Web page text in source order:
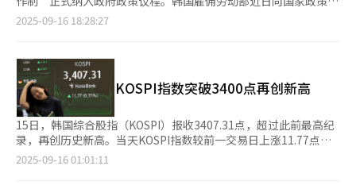
个人股东持股门槛从50亿韩元大幅下调至10亿韩元，以扩大征收
范围。该提案当时遭到韩国散户强烈抵制，并引发一轮抛售潮。对
于税收负担本身，而在于政府言行是否一致。市场最在意的是政策
能否释放准确信号，因此在当前阶段，政策的一致性尤为重要。”
过去韩国历届新政府都曾推出提振股市的政策，但持续力不足，并
因“政权更迭即可能改变”的不确定性而削弱了投资者信心。相比
之下，中国台湾已连续22年、日本连续12年坚持股市友好政策。
以中国台湾为例，政府将“改善公司治理”作为解决股市低估的核
心路径。自2003年颁布《强化公司治理政策纲领暨行动方案》以
示，8月韩元兑美元平均汇率为1389.66韩元，较7月的1375.22韩
元上涨1.1%；同期，以月均价计算的迪拜原油价格从每桶70.87美
（音）表示，就8月进口物价走势而言，虽然9月以来迪拜原油价格
环比小幅上涨，但韩元兑美元汇率环比持平，鉴于国际油价与汇率
走势呈反向变动，加之当前内外部经济环境存在诸多不确定性，后
续走势仍需密切关注。 在出口方面，8月出口物价指数环比上涨
0.7%至128.73，连续两个月呈上涨趋势。分品类看，农林水产品
上涨1.1%，工业制品在计算机·电子·光学设备（1.3%）等带动
下上涨0.7%。细分品目中，冷冻水产品（3.3%）、铝板
（2.2%）、DRAM（2%）涨幅较为显著。 贸易指数方面，8月进
划委员会汇报时表示，将从今年下半年起着手制定《劳动时间缩短
间为1874小时，在OECD成员国中排名第六，比OECD平均水平
（1742小时）高出132小时。OECD国家的数据还表明，劳动时间
越长，生育率越低。去年韩国生育率仅为0.75，远低于OECD平均
水平（2022年为1.51），是OECD国家中唯一低于1的国家。在工
作与生活平衡指数（WLB）方面，韩国同样在OECD成员国中排名
靠后。 韩国政府认为，这种“超长工时文化”不仅损害劳动者身
心健康和家庭生活，也成为制约生育率提升和人口结构优化的关键
障碍，因此亟需进行制度性改革。 ◆李在明政府推动“每周4.5天
2025-09-16 18:28:27
KOSPI指数突破3400点再创新高
15日，韩国综合股指（KOSPI）报收3407.31点，超过此前最高纪
录，再创历史新高。当天KOSPI指数较前一交易日上涨11.77点
（0.35%）；韩国创业板（KOSDAQ）指数上涨5.61点
2025-09-16 01:01:11